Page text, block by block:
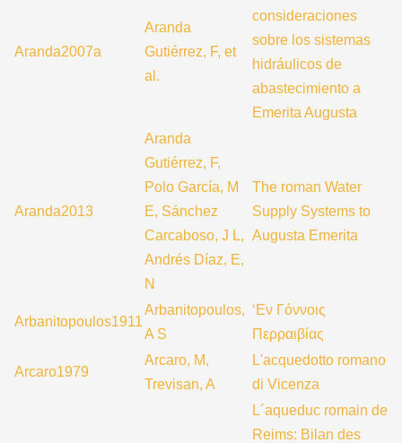
Aranda2007a
Aranda
Gutiérrez, F, et
al.
consideraciones
sobre los sistemas
hidráulicos de
abastecimiento a
Emerita Augusta
Aranda2013
Aranda
Gutiérrez, F,
Polo García, M
E, Sánchez
Carcaboso, J L,
Andrés Díaz, E,
N
The roman Water
Supply Systems to
Augusta Emerita
Arbanitopoulos1911
Arbanitopoulos,
A S
‘Εν Γόννοις
Περραιβίας
Arcaro1979
Arcaro, M,
Trevisan, A
L'acquedotto romano
di Vicenza
L´aqueduc romain de
Reims: Bilan des